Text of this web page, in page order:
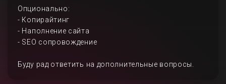
Опционально:
- Копирайтинг
- Наполнение сайта
- SEO сопровождение
Буду рад ответить на дополнительные вопросы.